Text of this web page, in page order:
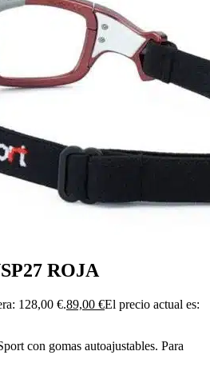
ROJA
128,00 €.89,00 €El precio actual es:
con gomas autoajustables. Para